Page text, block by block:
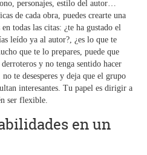
personajes, estilo del autor…
de cada obra, puedes crearte una
todas las citas: ¿te ha gustado el
leído ya al autor?, ¿es lo que te
que te lo prepares, puede que
y no tenga sentido hacer
te desesperes y deja que el grupo
interesantes. Tu papel es dirigir a
ser flexible.
en un